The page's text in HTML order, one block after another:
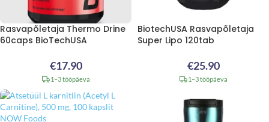
Rasvapõletaja Thermo Drine
60caps BioTechUSA
€17.90
1–3 tööpäeva
BiotechUSA Rasvapõletaja
Super Lipo 120tab
€25.90
1–3 tööpäeva